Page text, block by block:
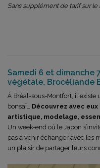
Sans supplément de tarif sur le
Samedi 6 et dimanche
végétale, Brocéliande
À Bréal-sous-Montfort, il existe
bonsaï… Découvrez avec
artistique, modelage,
Un week-end où le Japon
pas à venir échanger avec les
un plaisir de partager leurs